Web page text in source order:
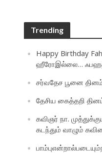
Trending
Happy Birthday
ஹீரோஇல்லை…
சர்வதேச பூனை
தேசிய கைத்தறி
கவிஞர் நா.
கடந்தும் வாழும்